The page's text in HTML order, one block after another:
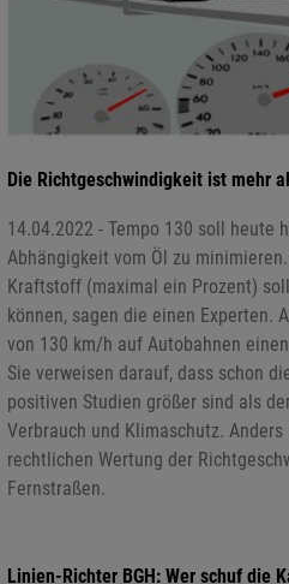
Die Richtgeschwindigkeit ist mehr
14.04.2022 - Tempo 130 soll heute
Abhängigkeit vom Öl zu
Kraftstoff (maximal ein Prozent)
können, sagen die einen Experten.
von 130 km/h auf Autobahnen
Sie verweisen darauf, dass schon
positiven Studien größer sind als
Verbrauch und Klimaschutz.
rechtlichen Wertung der
Fernstraßen.
Linien-Richter BGH: Wer schuf die